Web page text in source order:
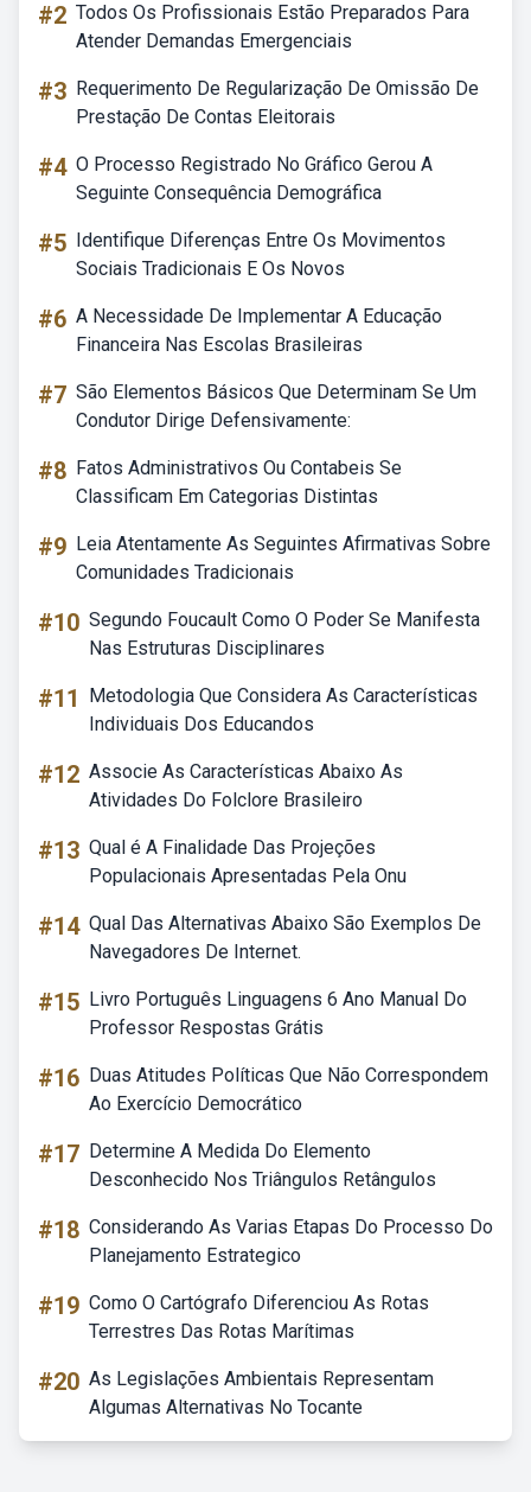
#2 Todos Os Profissionais Estão Preparados Para
Atender Demandas Emergenciais
#3 Requerimento De Regularização De Omissão De
Prestação De Contas Eleitorais
#4 O Processo Registrado No Gráfico Gerou A
Seguinte Consequência Demográfica
#5 Identifique Diferenças Entre Os Movimentos
Sociais Tradicionais E Os Novos
#6 A Necessidade De Implementar A Educação
Financeira Nas Escolas Brasileiras
#7 São Elementos Básicos Que Determinam Se Um
Condutor Dirige Defensivamente:
#8 Fatos Administrativos Ou Contabeis Se
Classificam Em Categorias Distintas
#9 Leia Atentamente As Seguintes Afirmativas Sobre
Comunidades Tradicionais
#10 Segundo Foucault Como O Poder Se Manifesta
Nas Estruturas Disciplinares
#11
Metodologia Que Considera As Características
Individuais Dos Educandos
#12 Associe As Características Abaixo As
Atividades Do Folclore Brasileiro
#13 Qual é A Finalidade Das Projeções
Populacionais Apresentadas Pela Onu
#14 Qual Das Alternativas Abaixo São Exemplos De
Navegadores De Internet.
#15 Livro Português Linguagens 6 Ano Manual Do
Professor Respostas Grátis
#16 Duas Atitudes Políticas Que Não Correspondem
Ao Exercício Democrático
#17 Determine A Medida Do Elemento
Desconhecido Nos Triângulos Retângulos
#18 Considerando As Varias Etapas Do Processo Do
Planejamento Estrategico
#19 Como O Cartógrafo Diferenciou As Rotas
Terrestres Das Rotas Marítimas
#20 As Legislações Ambientais Representam
Algumas Alternativas No Tocante